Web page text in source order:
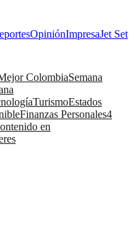
OpiniónImpresaJet Set
ColombiaSemana
TurismoEstados
Finanzas Personales4
en